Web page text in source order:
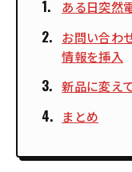
ある日突然
お問い合わ
情報を挿入
新品に変え
まとめ